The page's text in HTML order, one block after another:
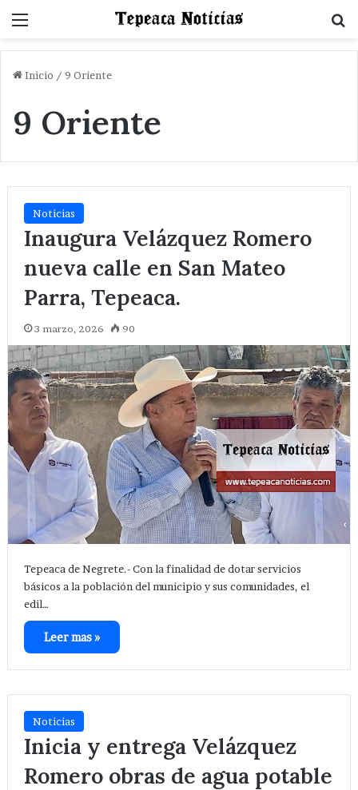
Menu
Inicio / 9 Oriente
9 Oriente
Noticias
Inaugura Velázquez Romero
nueva calle en San Mateo
Parra, Tepeaca.
3 marzo, 2026 90
Tepeaca de Negrete.- Con la finalidad de dotar servicios
básicos a la población del municipio y sus comunidades, el
edil…
Leer mas »
Noticias
Inicia y entrega Velázquez
Romero obras de agua potable